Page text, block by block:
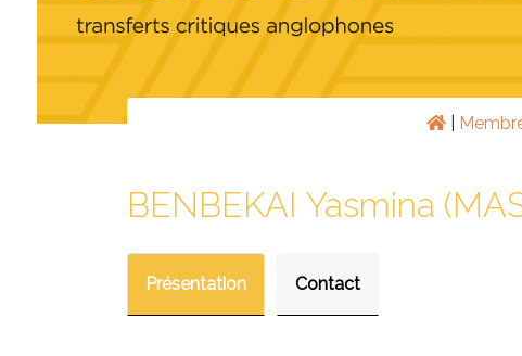
BENBEKAI Yasmina
Présentation Contact